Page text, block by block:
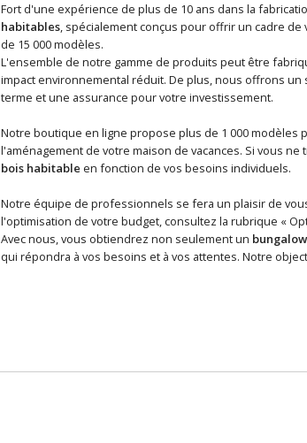
Fort d'une expérience de plus de 10 ans dans la
habitables, spécialement conçus pour offrir un cadre
de 15 000 modèles.
L'ensemble de notre gamme de produits peut être
impact environnemental réduit. De plus, nous offrons
terme et une assurance pour votre investissement.
Notre boutique en ligne propose plus de 1 000 modèles
l'aménagement de votre maison de vacances. Si vous
bois habitable en fonction de vos besoins individuels.
Notre équipe de professionnels se fera un plaisir de
l'optimisation de votre budget, consultez la rubrique «
Avec nous, vous obtiendrez non seulement un
qui répondra à vos besoins et à vos attentes. Notre